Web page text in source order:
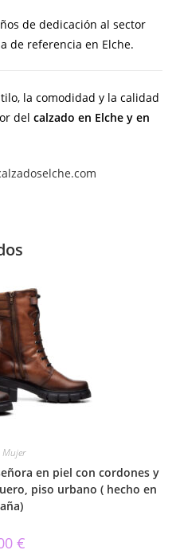
de dedicación al sector
de referencia en Elche.
la comodidad y la calidad
delcalzado en Elche y en
Mujer
en piel con cordones y
piso urbano ( hecho en
€